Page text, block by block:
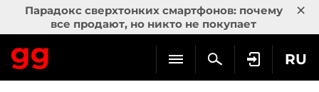
Парадокс сверхтонких смартфонов: почему
все продают, но никто не покупает
×
RU